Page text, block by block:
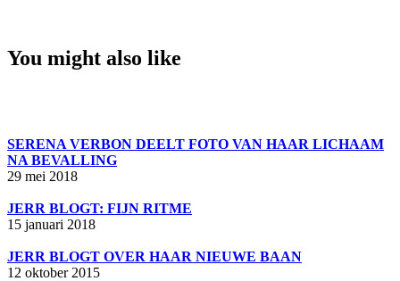
You might also like
SERENA VERBON DEELT FOTO VAN HAAR LICHAAM
NA BEVALLING
29 mei 2018
JERR BLOGT: FIJN RITME
15 januari 2018
JERR BLOGT OVER HAAR NIEUWE BAAN
12 oktober 2015